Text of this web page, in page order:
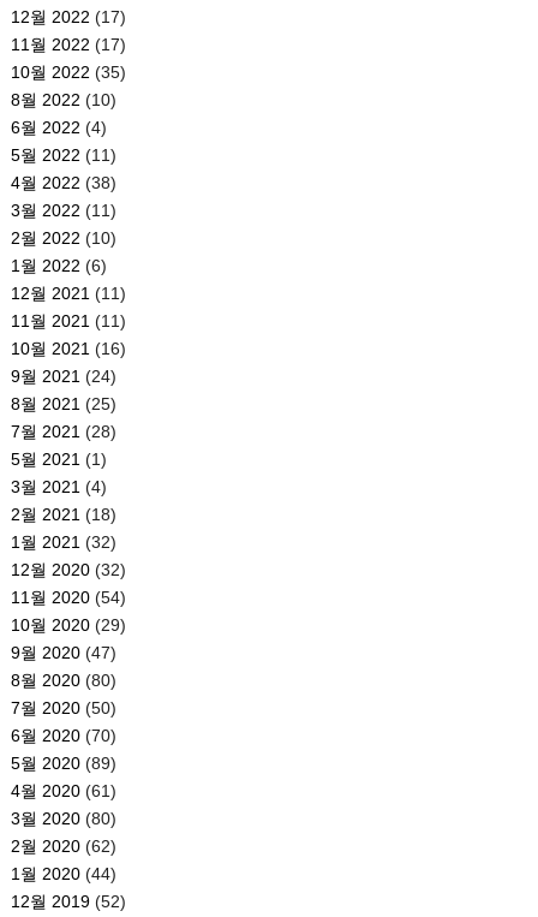
12월 2022 (17)
11월 2022 (17)
10월 2022 (35)
8월 2022 (10)
6월 2022 (4)
5월 2022 (11)
4월 2022 (38)
3월 2022 (11)
2월 2022 (10)
1월 2022 (6)
12월 2021 (11)
11월 2021 (11)
10월 2021 (16)
9월 2021 (24)
8월 2021 (25)
7월 2021 (28)
5월 2021 (1)
3월 2021 (4)
2월 2021 (18)
1월 2021 (32)
12월 2020(32)
11월 2020(54)
10월 2020(29)
9월 2020(47)
8월 2020(80)
7월 2020(50)
6월 2020(70)
5월 2020(89)
4월 2020(61)
3월 2020(80)
2월 2020(62)
1월 2020(44)
12월 2019(52)